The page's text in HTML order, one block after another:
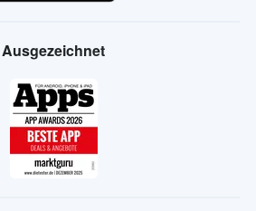
Ausgezeichnet